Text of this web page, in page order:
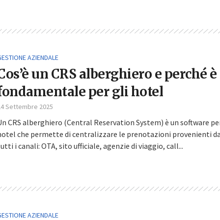
AZIENDALE
un CRS alberghiero e perché è
per gli hotel
Settembre 2025
CRS alberghiero (Central Reservation System) è un software
che permette di centralizzare le prenotazioni provenienti
i canali: OTA, sito ufficiale, agenzie di viaggio, call...
AZIENDALE